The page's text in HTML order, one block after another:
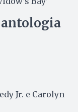
Jr. e Carolyn